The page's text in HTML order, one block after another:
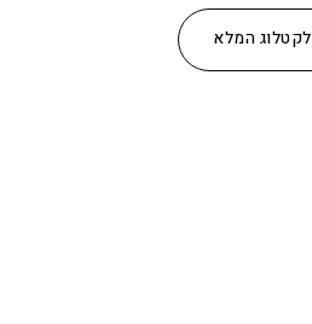
לקטלוג המלא